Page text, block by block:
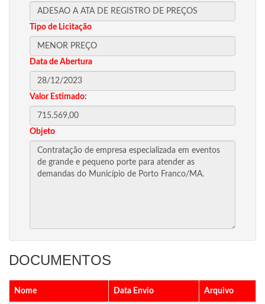
Tipo de Licitação
Data de Abertura
Valor Estimado:
Objeto
DOCUMENTOS
Nome Data Envio Arquivo